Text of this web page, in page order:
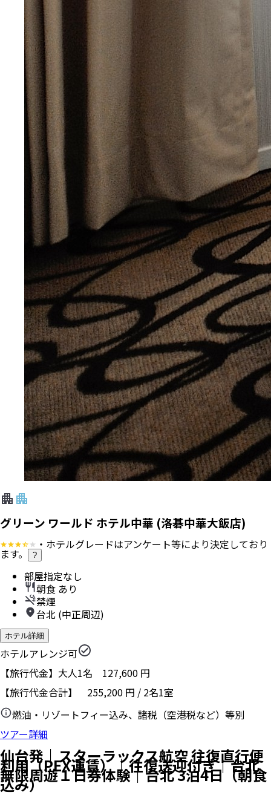
グリーン ワールド ホテル中華 (洛碁中華大飯店)
・ホテルグレードはアンケート等により決定しており
ます。 ?
部屋指定なし
朝食 あり
禁煙
台北 (中正周辺)
ホテル詳細
ホテルアレンジ可
【旅行代金】大人1名 127,600 円
【旅行代金合計】 255,200 円 / 2名1室
燃油・リゾートフィー込み、諸税（空港税など）等別
ツアー詳細
仙台発｜スターラックス航空 往復直行便
利用（PEX運賃）｜往復送迎付き｜台北
無限周遊１日券体験｜台北 3泊4日（朝食
込み）